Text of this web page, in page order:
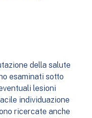
della salute
esaminati sotto
lesioni
individuazione
ricercate anche